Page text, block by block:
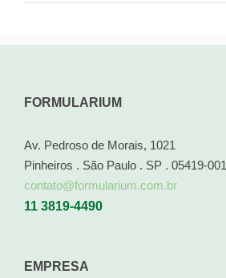
FORMULARIUM
Av. Pedroso de Morais, 1021
Pinheiros . São Paulo . SP . 05419-001
contato@formularium.com.br
11 3819-4490
EMPRESA